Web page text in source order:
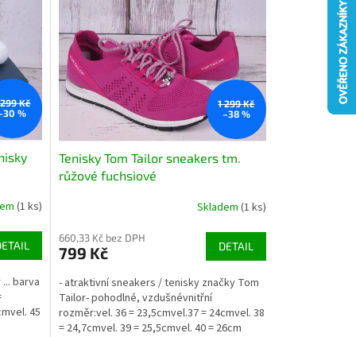
299 Kč
%
(1 ks)
barva
45
1 299 Kč
–38 %
Tenisky Tom Tailor sneakers tm.
růžové fuchsiové
Skladem (1 ks)
660,33 Kč bez DPH
799 Kč DETAIL
- atraktivní sneakers / tenisky značky Tom
Tailor- pohodlné, vzdušnévnitřní
rozměr:vel. 36 = 23,5cmvel.37 = 24cmvel. 38
= 24,7cmvel. 39 = 25,5cmvel. 40 = 26cm